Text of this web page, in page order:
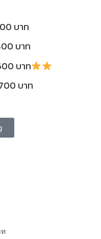
บาท
บาท
บาท
บาท
ท